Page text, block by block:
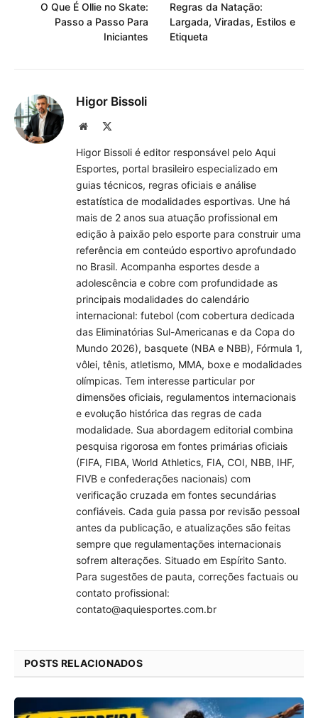
O Que É Ollie no Skate:
Passo a Passo Para
Iniciantes
Regras da Natação:
Largada, Viradas, Estilos e
Etiqueta
Higor Bissoli
Site
Higor Bissoli é editor responsável pelo Aqui
Esportes, portal brasileiro especializado em
guias técnicos, regras oficiais e análise
estatística de modalidades esportivas. Une há
mais de 2 anos sua atuação profissional em
edição à paixão pelo esporte para construir uma
referência em conteúdo esportivo aprofundado
no Brasil. Acompanha esportes desde a
adolescência e cobre com profundidade as
principais modalidades do calendário
internacional: futebol (com cobertura dedicada
das Eliminatórias Sul-Americanas e da Copa do
Mundo 2026), basquete (NBA e NBB), Fórmula 1,
vôlei, tênis, atletismo, MMA, boxe e modalidades
olímpicas. Tem interesse particular por
dimensões oficiais, regulamentos internacionais
e evolução histórica das regras de cada
modalidade. Sua abordagem editorial combina
pesquisa rigorosa em fontes primárias oficiais
(FIFA, FIBA, World Athletics, FIA, COI, NBB, IHF,
FIVB e confederações nacionais) com
verificação cruzada em fontes secundárias
confiáveis. Cada guia passa por revisão pessoal
antes da publicação, e atualizações são feitas
sempre que regulamentações internacionais
sofrem alterações. Situado em Espírito Santo.
Para sugestões de pauta, correções factuais ou
contato profissional:
contato@aquiesportes.com.br
POSTS RELACIONADOS